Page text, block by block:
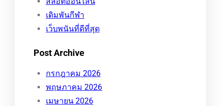
เดิมพันกีฬา
เว็บพนันที่ดีที่สุด
Post Archive
กรกฎาคม 2026
พฤษภาคม 2026
เมษายน 2026